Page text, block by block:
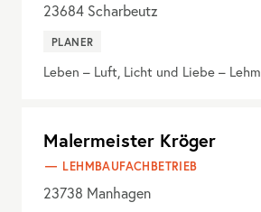
23684 Scharbeutz
PLANER
Leben – Luft, Licht und Liebe – Lehm
Malermeister Kröger
LEHMBAUFACHBETRIEB
23738 Manhagen